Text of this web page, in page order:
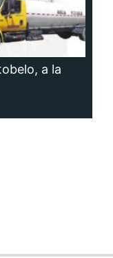
a la